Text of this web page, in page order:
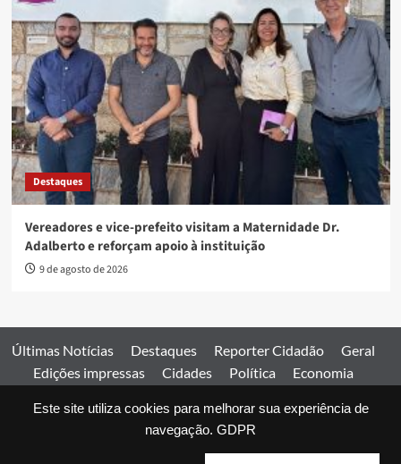
Este site utiliza cookies para melhorar sua experiência de
navegação. GDPR
Destaques
Vereadores e vice-prefeito visitam a Maternidade Dr.
Adalberto e reforçam apoio à instituição
9 de agosto de 2026
Últimas Notícias Destaques Reporter Cidadão
Geral
Edições impressas
Cidades Política
Economia
Comercial
Edições impressas Expediente Home